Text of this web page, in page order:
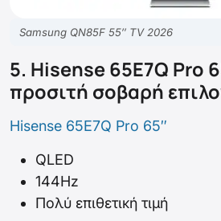
Samsung QN85F 55″ TV 2026
5. Hisense 65E7Q Pro
προσιτή σοβαρή
Hisense 65E7Q Pro 65″
QLED
144Hz
Πολύ επιθετική τιμή